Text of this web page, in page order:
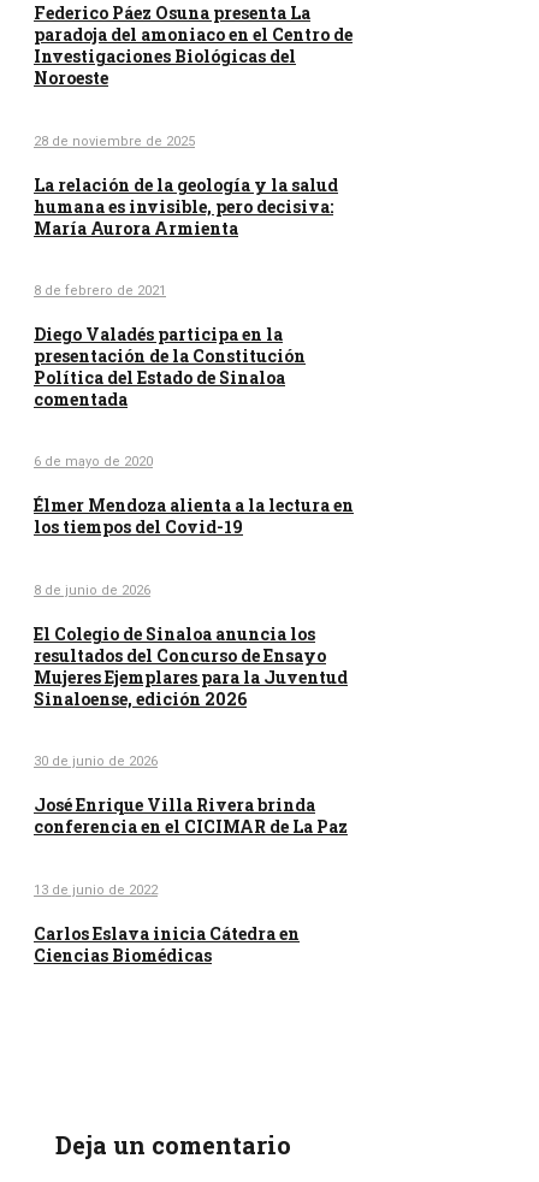
Federico Páez Osuna presenta La
paradoja del amoniaco en el Centro de
Investigaciones Biológicas del
Noroeste
28 de noviembre de 2025
La relación de la geología y la salud
humana es invisible, pero decisiva:
María Aurora Armienta
8 de febrero de 2021
Diego Valadés participa en la
presentación de la Constitución
Política del Estado de Sinaloa
comentada
6 de mayo de 2020
Élmer Mendoza alienta a la lectura en
los tiempos del Covid-19
8 de junio de 2026
El Colegio de Sinaloa anuncia los
resultados del Concurso de Ensayo
Mujeres Ejemplares para la Juventud
Sinaloense, edición 2026
30 de junio de 2026
José Enrique Villa Rivera brinda
conferencia en el CICIMAR de La Paz
13 de junio de 2022
Carlos Eslava inicia Cátedra en
Ciencias Biomédicas
Deja un comentario